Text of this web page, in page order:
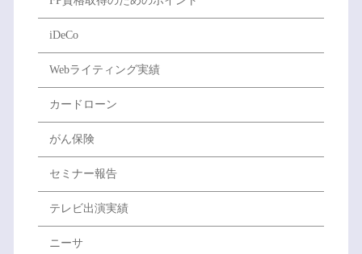
iDeCo
Webライティング実績
カードローン
がん保険
セミナー報告
テレビ出演実績
ニーサ